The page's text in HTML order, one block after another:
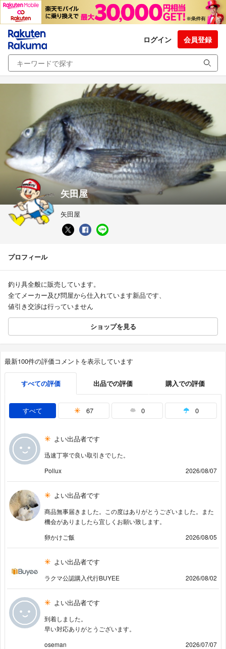
ログイン 会員登録
矢田屋
矢田屋
プロフィール
釣り具全般に販売しています。
全てメーカー及び問屋から仕入れています新品です、
値引き交渉は行っていません
ショップを見る
最新100件の評価コメントを表示しています
すべての評価 出品での評価 購入での評価
すべて 67 0 0
よい出品者です
迅速丁寧で良い取引きでした。
Pollux
2026/08/07
よい出品者です
商品無事届きました。この度はありがとうございました。また
機会がありましたら宜しくお願い致します。
卵かけご飯
2026/08/05
よい出品者です
ラクマ公認購入代行BUYEE 2026/08/02
よい出品者です
到着しました。
早い対応ありがとうございます。
oseman
2026/07/07